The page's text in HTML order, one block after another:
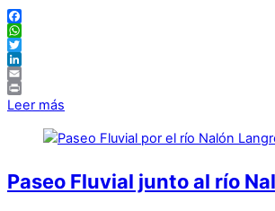
Facebook
WhatsApp
Twitter
LinkedIn
Email
Print
Leer más
Paseo Fluvial junto al río